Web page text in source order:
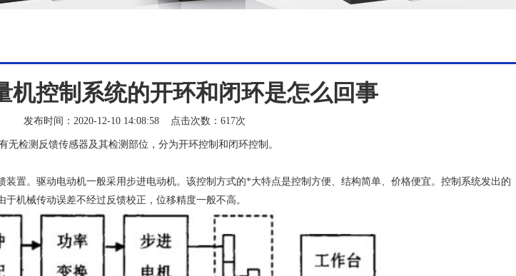
机控制系统的开环和闭环是怎么回事
发布时间：2020-12-10 14:08:58 点击次数： 617次
测反馈传感器及其检测部位，分为开环控制和闭环控制。
。驱动电动机一般采用步进电动机。该控制方式的*大特点是控制方便、结构简单、价格便宜。控制系统发出的
机械传动误差不经过反馈校正，位移精度一般不高。